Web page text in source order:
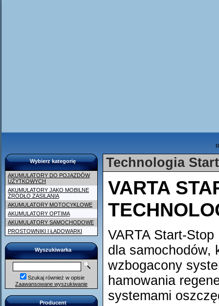
Wybierz kategorię
AKUMULATORY DO POJAZDÓW
UŻYTKOWYCH
AKUMULATORY JAKO MOBILNE
ŹRÓDŁO ZASILANIA
AKUMULATORY MOTOCYKLOWE
AKUMULATORY OPTIMA
AKUMULATORY SAMOCHODOWE
PROSTOWNIKI I ŁADOWARKI
Wyszukiwarka
Szukaj również w opisie
Zaawansowane wyszukiwanie
Producent
Technologia
VARTA
VARTA Start-
dla samochodów,
wzbogacony
hamowania
systemami